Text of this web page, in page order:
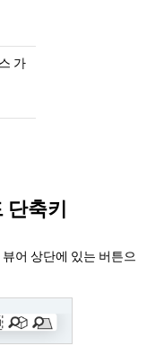
가
축키
어 상단에 있는 버튼으